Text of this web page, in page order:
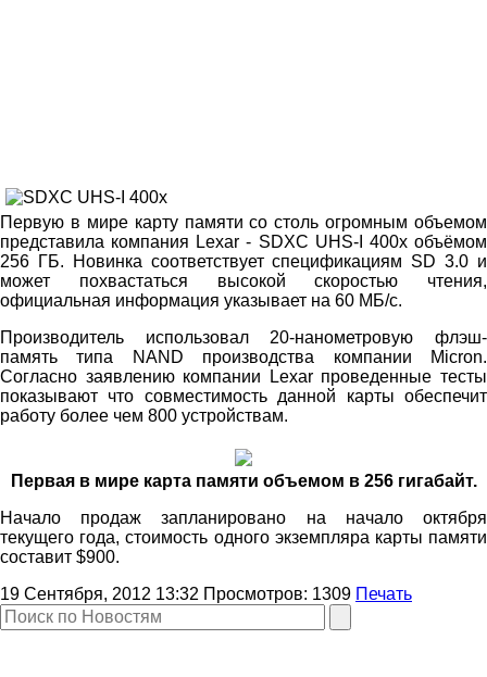
Первую в мире карту памяти со столь огромным объемом
представила компания Lexar - SDXC UHS-I 400x объёмом
256 ГБ. Новинка соответствует спецификациям SD 3.0 и
может похвастаться высокой скоростью чтения,
официальная информация указывает на 60 МБ/с.
Производитель использовал 20-нанометровую флэш-
память типа NAND производства компании Micron.
Согласно заявлению компании Lexar проведенные тесты
показывают что совместимость данной карты обеспечит
работу более чем 800 устройствам.
Первая в мире карта памяти объемом в 256 гигабайт.
Начало продаж запланировано на начало октября
текущего года, стоимость одного экземпляра карты памяти
составит $900.
19 Сентября, 2012 13:32 Просмотров: 1309 Печать